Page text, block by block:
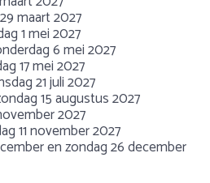
maart 2027
1 mei 2027
6 mei 2027
17 mei 2027
21 juli 2027
15 augustus 2027
2027
11 november 2027
en zondag 26 december